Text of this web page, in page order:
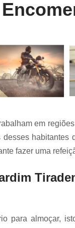
Entrega
Rápida
Motoboy Entrega
para Entrega
Serviço
Serviço de Entrega
em
habitantes
fazer uma
para almoçar,